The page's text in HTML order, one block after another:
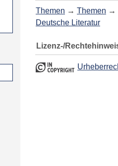
Themen → Themen →
Deutsche Literatur
Lizenz-/